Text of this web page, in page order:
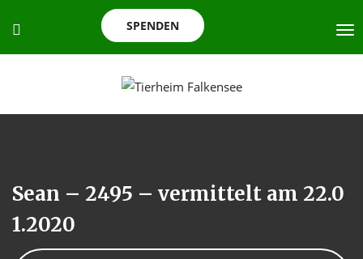
SPENDEN
Sean – 2495 – vermittelt am 22.0
1.2020